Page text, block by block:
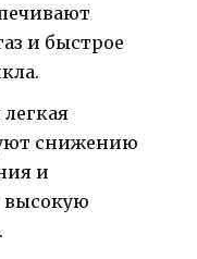
и быстрое
снижению
и
высокую